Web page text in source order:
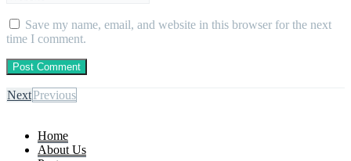
Save my name, email, and website in this browser for the next
time I comment.
NextPrevious
Home
About Us